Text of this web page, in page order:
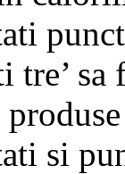
tre’
si